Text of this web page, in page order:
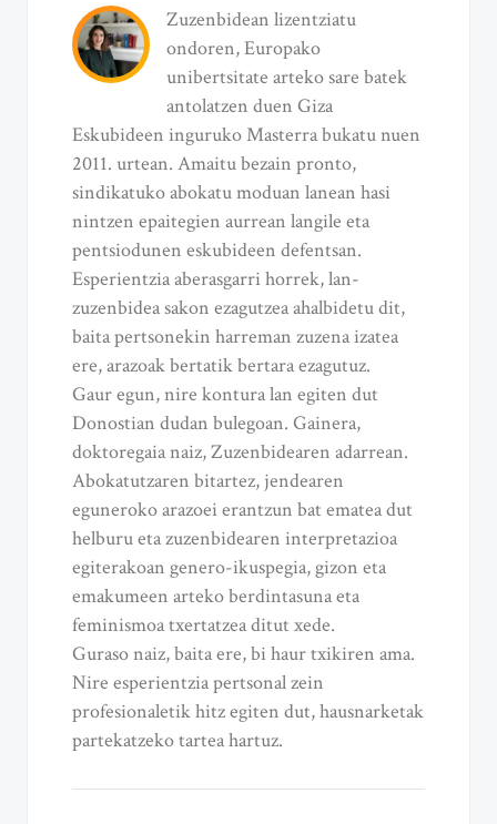
Zuzenbidean lizentziatu
ondoren, Europako
unibertsitate arteko sare batek
antolatzen duen Giza
Eskubideen inguruko Masterra bukatu nuen
2011. urtean. Amaitu bezain pronto,
sindikatuko abokatu moduan lanean hasi
nintzen epaitegien aurrean langile eta
pentsiodunen eskubideen defentsan.
Esperientzia aberasgarri horrek, lan-
zuzenbidea sakon ezagutzea ahalbidetu dit,
baita pertsonekin harreman zuzena izatea
ere, arazoak bertatik bertara ezagutuz.
Gaur egun, nire kontura lan egiten dut
Donostian dudan bulegoan. Gainera,
doktoregaia naiz, Zuzenbidearen adarrean.
Abokatutzaren bitartez, jendearen
eguneroko arazoei erantzun bat ematea dut
helburu eta zuzenbidearen interpretazioa
egiterakoan genero-ikuspegia, gizon eta
emakumeen arteko berdintasuna eta
feminismoa txertatzea ditut xede.
Guraso naiz, baita ere, bi haur txikiren ama.
Nire esperientzia pertsonal zein
profesionaletik hitz egiten dut, hausnarketak
partekatzeko tartea hartuz.